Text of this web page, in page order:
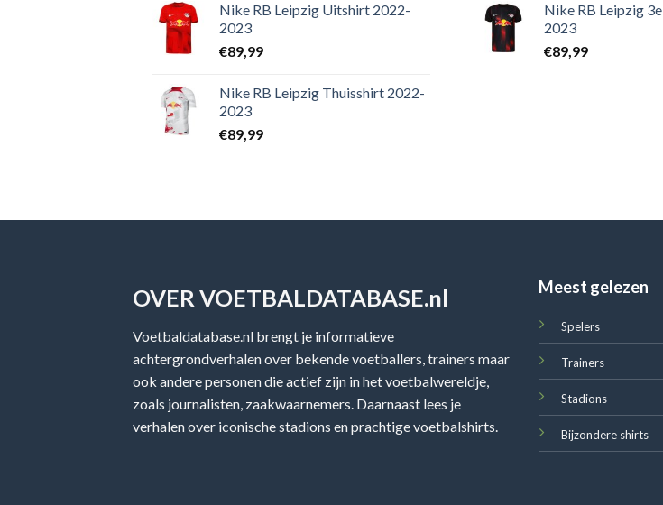
Nike RB Leipzig Uitshirt 2022-
2023
€89,99
Nike RB Leipzig Thuisshirt 2022-
2023
€89,99
Nike RB Leipzig
2023
€89,99
OVER VOETBALDATABASE.nl
Voetbaldatabase.nl brengt je informatieve
achtergrondverhalen over bekende voetballers, trainers maar
ook andere personen die actief zijn in het voetbalwereldje,
zoals journalisten, zaakwaarnemers. Daarnaast lees je
verhalen over iconische stadions en prachtige voetbalshirts.
Meest gelezen
Spelers
Trainers
Stadions
Bijzondere shirts